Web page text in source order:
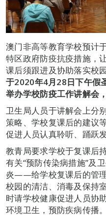
澳门非高等教育学校预计
特区政府防疫抗疫措施，
课后须跟进及协助落实校
于2020年4月28日下午假
举办学校防疫工作讲解会
卫生局人员于讲解会上分
策略、学校复课后的建议
促进人员认真聆听、踊跃发
教青局要求学校于复课后
有关“预防传染病措施”及
炎——给学校复课后的管
校园的清洁、消毒及保持
时请学校健康促进人员协
环境卫生，预防疾病传播。